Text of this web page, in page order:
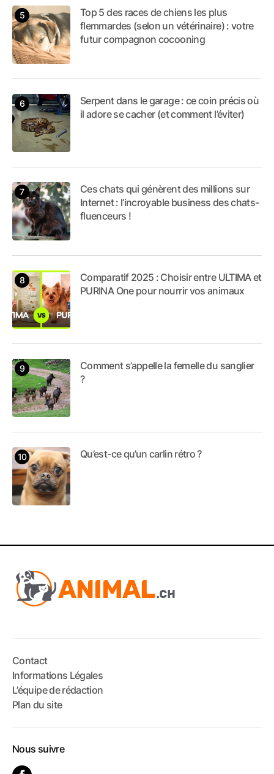
Top 5 des races de chiens les plus
flemmardes (selon un vétérinaire) : votre
futur compagnon cocooning
Serpent dans le garage : ce coin précis où
il adore se cacher (et comment l’éviter)
Ces chats qui génèrent des millions sur
Internet : l’incroyable business des chats-
fluenceurs !
Comparatif 2025 : Choisir entre ULTIMA et
PURINA One pour nourrir vos animaux
Comment s’appelle la femelle du sanglier
?
Qu’est-ce qu’un carlin rétro ?
Contact
Informations Légales
L’équipe de rédaction
Plan du site
Nous suivre